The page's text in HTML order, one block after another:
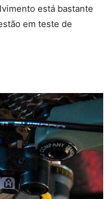
está bastante
em teste de